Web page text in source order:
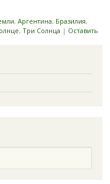
, Аргентина, Бразилия,
, Три Солнца | Оставить